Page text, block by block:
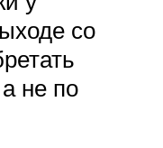
со
не по